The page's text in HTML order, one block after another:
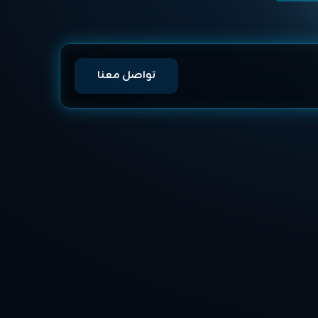
تواصل معنا